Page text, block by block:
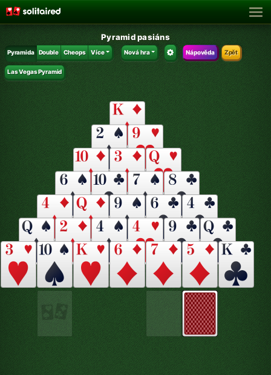
Pyramid pasiáns
Pyramida Double Cheops Více Nová hra Nápověda Zpět
Las Vegas Pyramid